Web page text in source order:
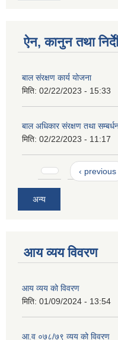
ऐन, कानुन तथा
बाल संरक्षण कार्य योजना
मिति: 02/22/2023 - 15:33
बाल अधिकार संरक्षण तथा
मिति: 02/22/2023 - 11:17
Pages ‹ previous
अन्य
आय व्यय विवरण
आय व्यय को विवरण
मिति: 01/09/2024 - 13:54
आ.व ०७८/७९ व्यय को विवरण